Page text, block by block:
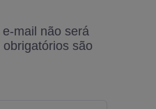
mail não será
obrigatórios são